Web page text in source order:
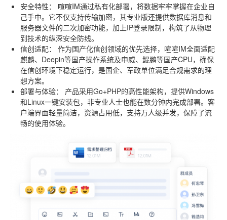
安全特性：
喧喧IM通过私有化部署，将数据牢牢掌握在企业自
己手中。它不仅支持传输加密，其专业版还提供数据库消息和
服务器文件的二次加密功能，加上IP登录限制，构筑了从物理
到技术的纵深安全防线。
信创适配：
作为国产化信创领域的优先选择，喧喧IM全面适配
麒麟、Deepin等国产操作系统及申威、鲲鹏等国产CPU，确保
在信创环境下稳定运行，是国企、军政单位满足合规需求的理
想方案。
部署与体验：
产品采用Go+PHP的高性能架构，提供Windows
和Linux一键安装包，非专业人士也能在数分钟内完成部署。客
户端界面轻量简洁，资源占用低，支持万人级并发，保障了流
畅的使用体验。